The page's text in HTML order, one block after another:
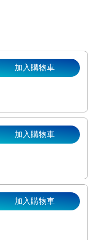
加入購物車
加入購物車
加入購物車